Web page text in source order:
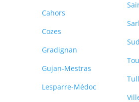
Cahors
Cozes
Gradignan
Gujan-Mestras
Lesparre-Médoc